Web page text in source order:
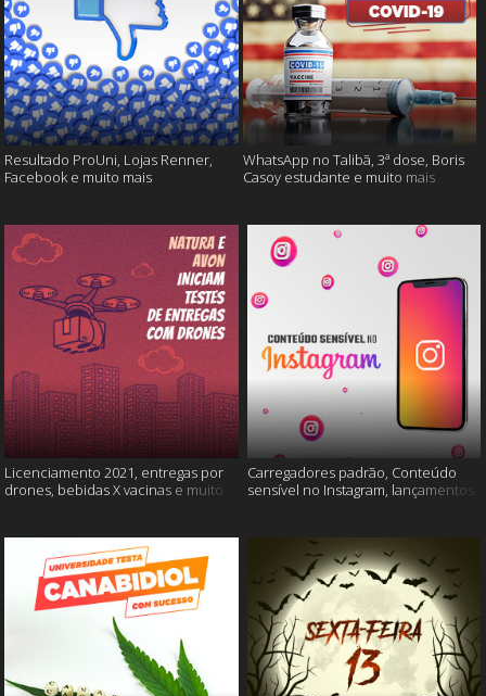
Resultado ProUni, Lojas Renner,
Facebook e muito mais
WhatsApp no Talibã, 3ª dose, Boris
Casoy estudante e muito mais
Licenciamento 2021, entregas por
drones, bebidas X vacinas e muito
Carregadores padrão, Conteúdo
sensível no Instagram, lançamentos